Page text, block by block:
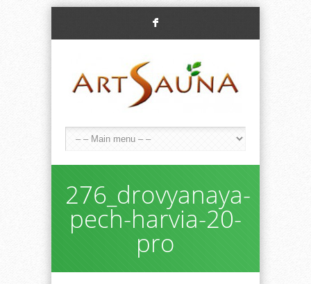
F
276_drovyanaya-
pech-harvia-20-
pro